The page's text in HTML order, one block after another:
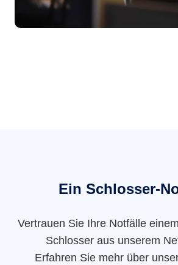
Ein Schlosser-
Vertrauen Sie Ihre Notfälle
Schlosser aus unserem
Erfahren Sie mehr über